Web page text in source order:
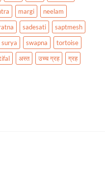
margi
neelam
sadesati
saptmesh
surya swapna
tortoise
अस्त उच्च ग्रह
ग्रह